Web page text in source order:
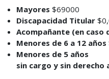
Mayores $69000
Discapacidad Titular
Acompañante (en caso
Menores de 6 a 12 años
Menores de 5 años
sin cargo y sin derecho